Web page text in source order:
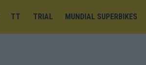
TT TRIAL MUNDIAL SUPERBIKES